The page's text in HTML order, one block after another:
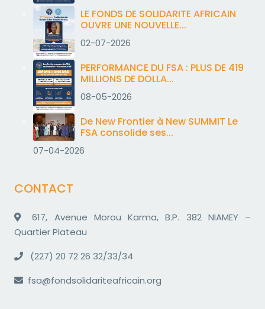
LE FONDS DE SOLIDARITE AFRICAIN
OUVRE UNE NOUVELLE...
02-07-2026
PERFORMANCE DU FSA : PLUS DE 419
MILLIONS DE DOLLA...
08-05-2026
De New Frontier à New SUMMIT Le
FSA consolide ses...
07-04-2026
CONTACT
617, Avenue Morou Karma, B.P. 382 NIAMEY –
Quartier Plateau
(227) 20 72 26 32/33/34
fsa@fondsolidariteafricain.org